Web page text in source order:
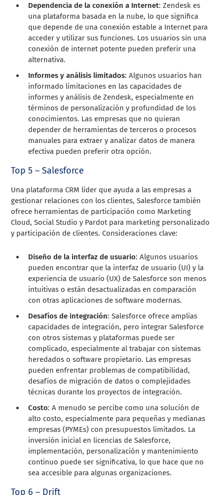
Dependencia de la conexión a Internet: Zendesk es
una plataforma basada en la nube, lo que significa
que depende de una conexión estable a Internet para
acceder y utilizar sus funciones. Los usuarios sin una
conexión de internet potente pueden preferir una
alternativa.
Informes y análisis limitados: Algunos usuarios han
informado limitaciones en las capacidades de
informes y análisis de Zendesk, especialmente en
términos de personalización y profundidad de los
conocimientos. Las empresas que no quieran
depender de herramientas de terceros o procesos
manuales para extraer y analizar datos de manera
efectiva pueden preferir otra opción.
Top 5 – Salesforce
Una plataforma CRM líder que ayuda a las empresas a
gestionar relaciones con los clientes, Salesforce también
ofrece herramientas de participación como Marketing
Cloud, Social Studio y Pardot para marketing personalizado
y participación de clientes. Consideraciones clave:
Diseño de la interfaz de usuario: Algunos usuarios
pueden encontrar que la interfaz de usuario (UI) y la
experiencia de usuario (UX) de Salesforce son menos
intuitivas o están desactualizadas en comparación
con otras aplicaciones de software modernas.
Desafíos de integración: Salesforce ofrece amplias
capacidades de integración, pero integrar Salesforce
con otros sistemas y plataformas puede ser
complicado, especialmente al trabajar con sistemas
heredados o software propietario. Las empresas
pueden enfrentar problemas de compatibilidad,
desafíos de migración de datos o complejidades
técnicas durante los proyectos de integración.
Costo: A menudo se percibe como una solución de
alto costo, especialmente para pequeñas y medianas
empresas (PYMEs) con presupuestos limitados. La
inversión inicial en licencias de Salesforce,
implementación, personalización y mantenimiento
continuo puede ser significativa, lo que hace que no
sea accesible para algunas organizaciones.
Top 6 – Drift